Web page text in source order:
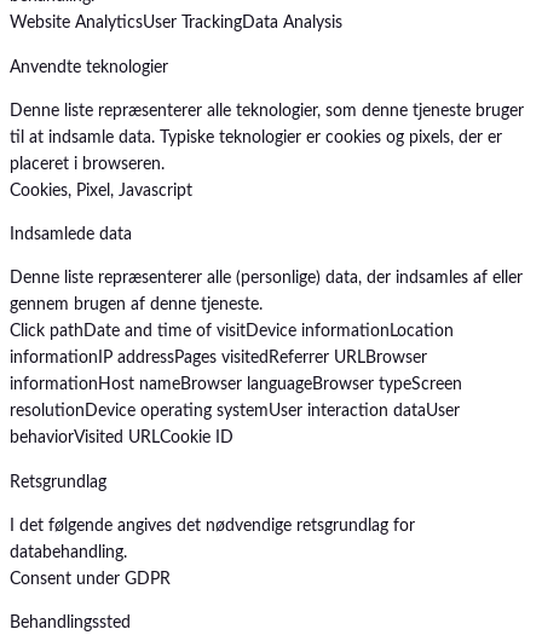
Website AnalyticsUser TrackingData Analysis
Anvendte teknologier
Denne liste repræsenterer alle teknologier, som denne tjeneste bruger
til at indsamle data. Typiske teknologier er cookies og pixels, der er
placeret i browseren.
Cookies, Pixel, Javascript
Indsamlede data
Denne liste repræsenterer alle (personlige) data, der indsamles af eller
gennem brugen af denne tjeneste.
Click path Date and time of visitDevice information Location
information IP addressPages visited Referrer URLBrowser
information Host nameBrowser languageBrowser typeScreen
resolution Device operating systemUser interaction dataUser
behaviorVisited URLCookie ID
Retsgrundlag
I det følgende angives det nødvendige retsgrundlag for
databehandling.
Consent under GDPR
Behandlingssted